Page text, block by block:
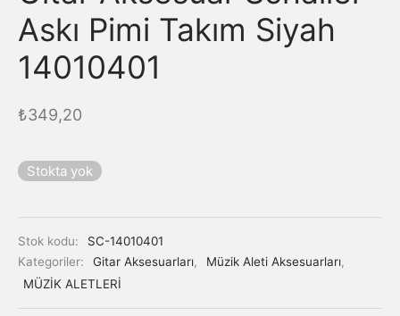
Askı Pimi Takım Siyah
14010401
₺349,20
Stokta yok
Stok kodu:
SC-14010401
Kategoriler:
Gitar Aksesuarları, Müzik Aleti Aksesuarları,
MÜZİK ALETLERİ